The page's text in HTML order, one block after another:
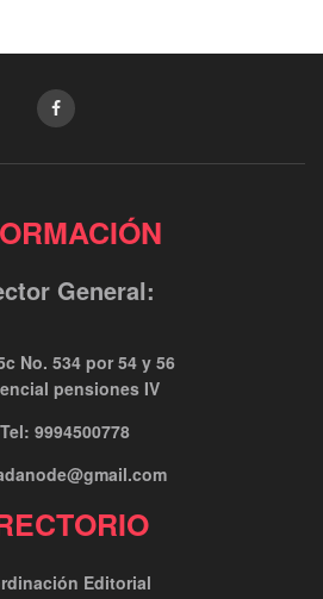
General:
No. 534 por 54 y 56
pensiones IV
Tel: 9994500778
Editorial